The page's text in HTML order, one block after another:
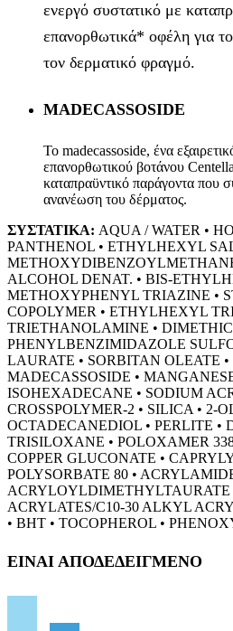
ενεργό συστατικό με
επανορθωτικά* οφέλη για
τον δερματικό φραγμό.
MADECASSOSIDE
Το madecassoside, ένα
επανορθωτικού βοτάνου
καταπραϋντικό παράγοντα που
ανανέωση του δέρματος.
ΣΥΣΤΑΤΙΚΑ: AQUA / WATER •
PANTHENOL • ETHYLHEXYL
ALCOHOL DENAT. • BIS-
METHOXYPHENYL TRIAZINE •
COPOLYMER • ETHYLHEXYL
TRIETHANOLAMINE •
PHENYLBENZIMIDAZOLE
LAURATE • SORBITAN OLEATE
MADECASSOSIDE •
ISOHEXADECANE • SODIUM
CROSSPOLYMER-2 • SILICA • 2-
OCTADECANEDIOL • PERLITE •
TRISILOXANE • POLOXAMER
COPPER GLUCONATE •
POLYSORBATE 80 •
ACRYLOYLDIMETHYLTAURATE
ACRYLATES/C10-30 ALKYL
• BHT • TOCOPHEROL •
ΕΙΝΑΙ ΑΠΟΔΕΔΕΙΓΜΕΝΟ